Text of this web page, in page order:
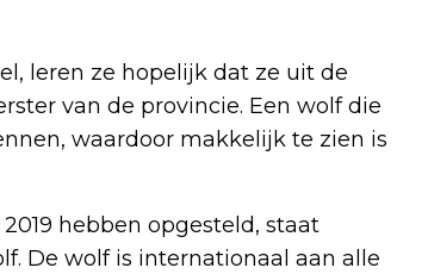
leren ze hopelijk dat ze uit de
van de provincie. Een wolf die
waardoor makkelijk te zien is
hebben opgesteld, staat
De wolf is internationaal aan alle